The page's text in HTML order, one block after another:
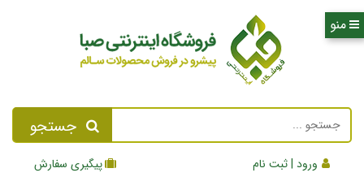
جستجو
ورود | ثبت نام
پیگیری سفارش